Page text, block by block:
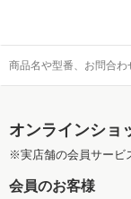
オンラインショ
※実店舗の会員サービ
会員のお客様